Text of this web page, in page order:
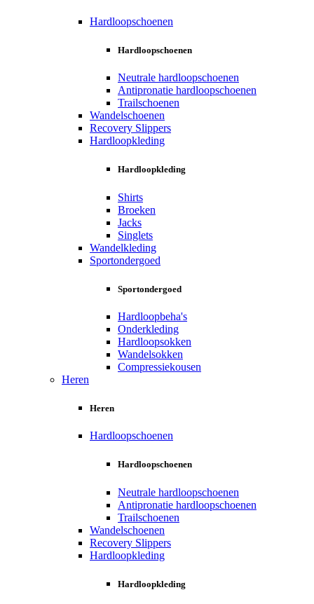
Hardloopschoenen
Hardloopschoenen
Neutrale hardloopschoenen
Antipronatie hardloopschoenen
Trailschoenen
Wandelschoenen
Recovery Slippers
Hardloopkleding
Hardloopkleding
Shirts
Broeken
Jacks
Singlets
Wandelkleding
Sportondergoed
Sportondergoed
Hardloopbeha's
Onderkleding
Hardloopsokken
Wandelsokken
Compressiekousen
Heren
Heren
Hardloopschoenen
Hardloopschoenen
Neutrale hardloopschoenen
Antipronatie hardloopschoenen
Trailschoenen
Wandelschoenen
Recovery Slippers
Hardloopkleding
Hardloopkleding